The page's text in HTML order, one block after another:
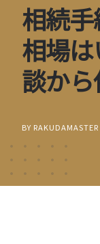
相続
相場
談か
BY RAKUDAMASTER